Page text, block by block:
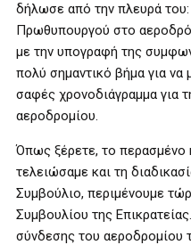
δήλωσε από την πλευρά
Πρωθυπουργού στο
με την υπογραφή της
πολύ σημαντικό βήμα για
σαφές χρονοδιάγραμμα για
αεροδρομίου.
Όπως ξέρετε, το περασμένο
τελειώσαμε και τη
Συμβούλιο, περιμένουμε
Συμβουλίου της
σύνδεσης του αεροδρομίου